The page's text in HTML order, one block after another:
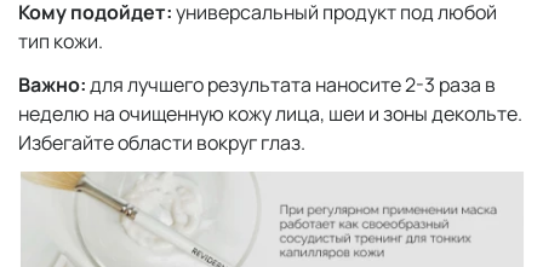
Кому подойдет:универсальный продукт под любой
тип кожи.
Важно:для лучшего результата наносите 2-3 раза в
неделю на очищенную кожу лица, шеи и зоны декольте.
Избегайте области вокруг глаз.